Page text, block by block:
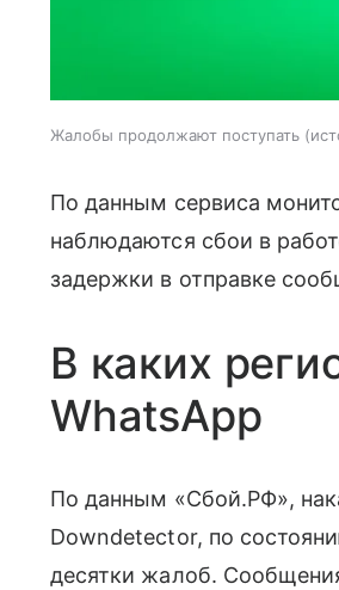
Жалобы продолжают поступать
По данным сервиса
наблюдаются сбои в
задержки в отправке
В каких
WhatsApp
По данным «Сбой.РФ»,
Downdetector, по
десятки жалоб.